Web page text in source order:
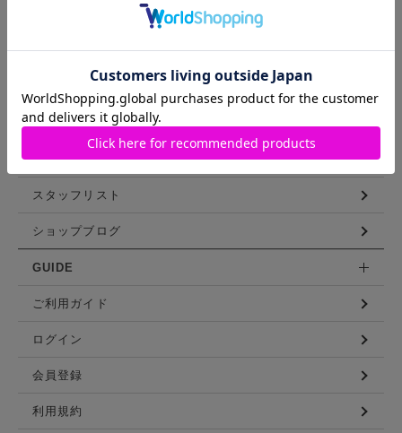
お気に入りアイテム
特集
ランキング
コーディネート
スタッフリスト
ショップブログ
GUIDE
ご利用ガイド
ログイン
会員登録
利用規約